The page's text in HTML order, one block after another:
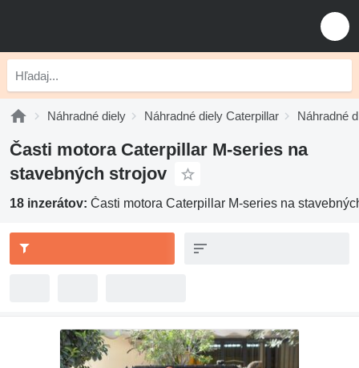
Náhradné diely Náhradné diely Caterpillar Náhradné
Časti motora Caterpillar M-series na
stavebných strojov
18 inzerátov: Časti motora Caterpillar M-series na